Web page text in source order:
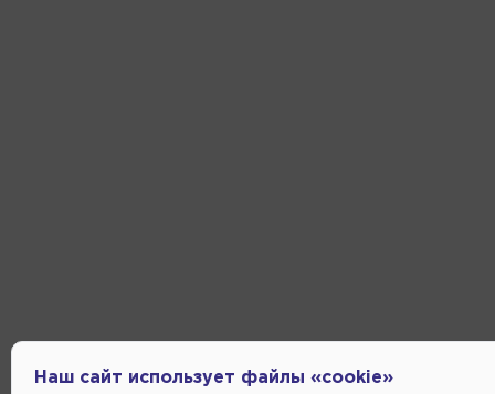
Наш сайт использует файлы «cookie»